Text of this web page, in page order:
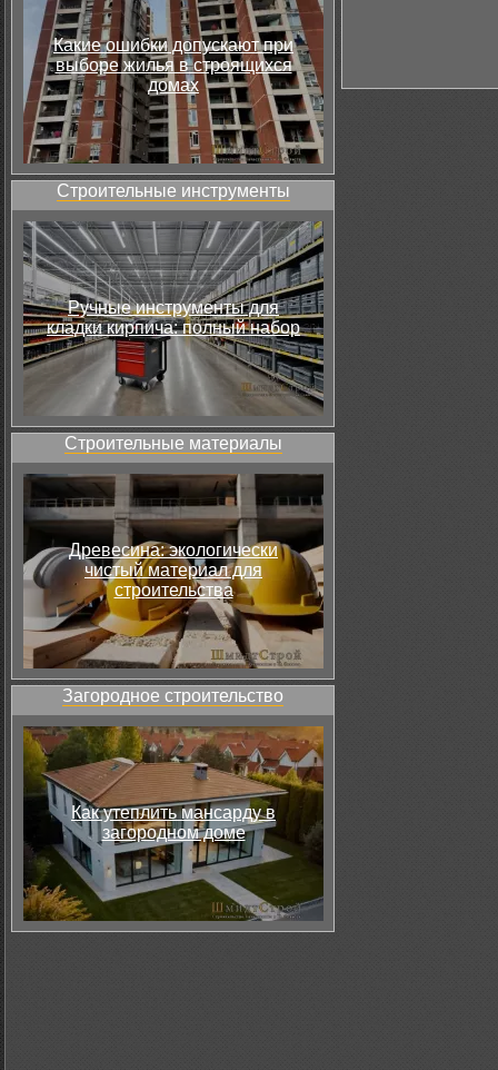
Какие ошибки допускают при
выборе жилья в строящихся
домах
Строительные инструменты
Ручные инструменты для
кладки кирпича: полный набор
Строительные материалы
Древесина: экологически
чистый материал для
строительства
Загородное строительство
Как утеплить мансарду в
загородном доме